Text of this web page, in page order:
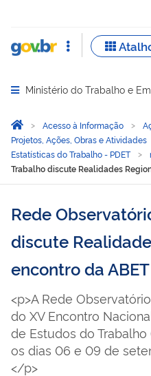
Abrir menu principal de
Ministério do Trabalho e
Você está aqui:
Página Inicial
Acesso à Informação
Projetos, Ações, Obras e Atividades
Estatísticas do Trabalho - PDET
Trabalho discute Realidades
Rede
discute
encontro da ABET
<p>A Rede
do XV Encontro
de Estudos do
os dias 06 e 09 de
</p>